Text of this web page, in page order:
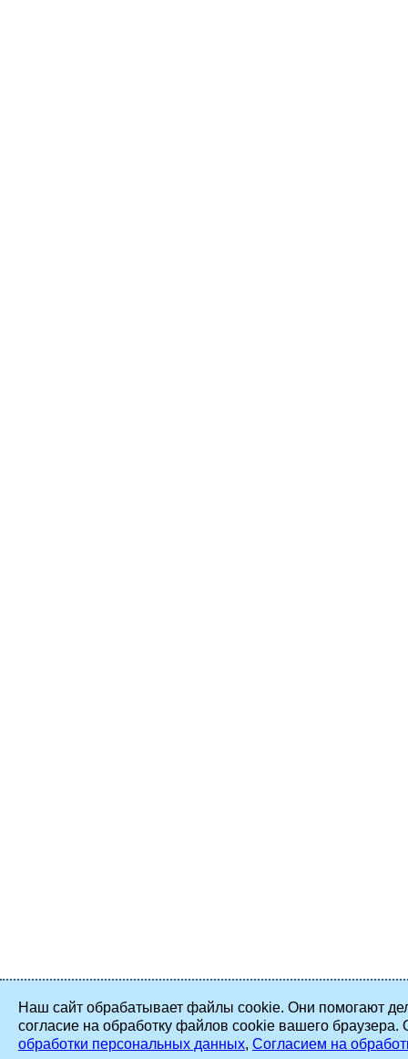
Наш сайт обрабатывает файлы cookie. Они помогают
согласие на обработку файлов cookie вашего
обработки персональных данных, Согласием на